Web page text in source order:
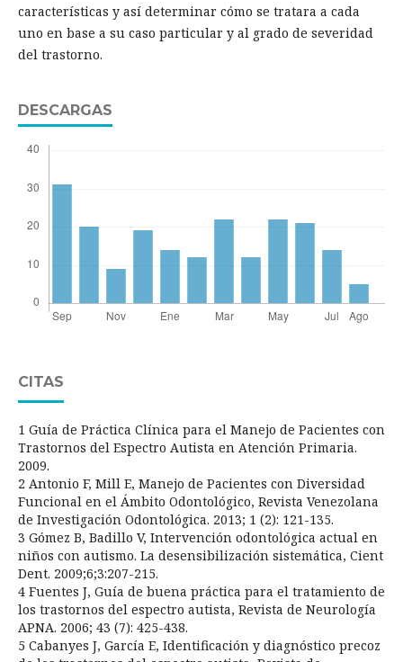
características y así determinar cómo se tratara a cada
uno en base a su caso particular y al grado de severidad
del trastorno.
DESCARGAS
CITAS
1 Guía de Práctica Clínica para el Manejo de Pacientes con
Trastornos del Espectro Autista en Atención Primaria.
2009.
2 Antonio F, Mill E, Manejo de Pacientes con Diversidad
Funcional en el Ámbito Odontológico, Revista Venezolana
de Investigación Odontológica. 2013; 1 (2): 121-135.
3 Gómez B, Badillo V, Intervención odontológica actual en
niños con autismo. La desensibilización sistemática, Cient
Dent. 2009;6;3:207-215.
4 Fuentes J, Guía de buena práctica para el tratamiento de
los trastornos del espectro autista, Revista de Neurología
APNA. 2006; 43 (7): 425-438.
5 Cabanyes J, García E, Identificación y diagnóstico precoz